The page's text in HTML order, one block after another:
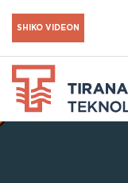
SHIKO VIDEON